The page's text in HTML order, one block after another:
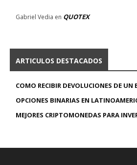
Gabriel Vedia en QUOTEX
ARTICULOS DESTACADOS
COMO RECIBIR DEVOLUCIONES DE UN
OPCIONES BINARIAS EN
MEJORES CRIPTOMONEDAS PARA